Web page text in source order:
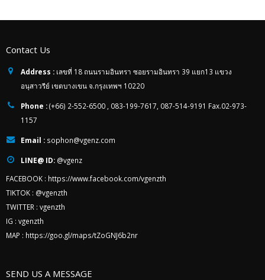
Contact Us
Address : เลขที่ 18 ถนนรามอินทรา ซอยรามอินทรา 39 แยก13 แขวง
อนุสาวรีย์ เขตบางเขน จ.กรุงเทพฯ 10220
Phone :(+66) 2-552-6500 , 083-199-7617, 087-514-9191 Fax.02-973-
1157
Email : sophon@vgenz.com
LINE@ ID: @vgenz
FACEBOOK : https://www.facebook.com/vgenzth
TIKTOK : @vgenzth
TWITTER : vgenzth
IG : vgenzth
MAP : https://goo.gl/maps/tZoGNJ6b2nr
SEND US A MESSAGE